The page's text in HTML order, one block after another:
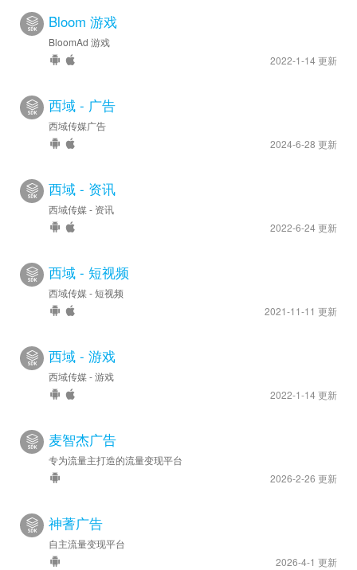
Bloom 游戏
BloomAd 游戏
2022-1-14 更新
西域 - 广告
西域传媒广告
2024-6-28 更新
西域 - 资讯
西域传媒 - 资讯
2022-6-24 更新
西域 - 短视频
西域传媒 - 短视频
2021-11-11 更新
西域 - 游戏
西域传媒 - 游戏
2022-1-14 更新
麦智杰广告
专为流量主打造的流量变现平台
2026-2-26 更新
神蓍广告
自主流量变现平台
2026-4-1 更新